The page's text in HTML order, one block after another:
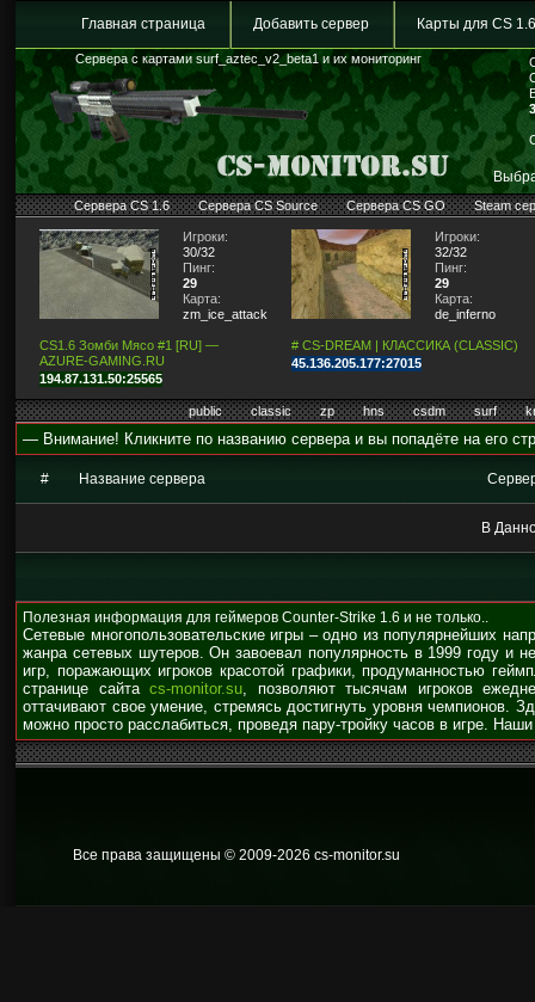
Главная страница Добавить сервер Карты для CS 1.6
Сервера с картами surf_aztec_v2_beta1 и их мониторинг
Сервера CS 1.6 Сервера CS Source Сервера CS GO Steam
Игроки:
30/32
Пинг:
29
Карта:
zm_ice_attack2
CS1.6 Зомби Мясо #1 [RU] —
AZURE-GAMING.RU
194.87.131.50:25565
Игроки:
32/32
Пинг:
29
Карта:
de_inferno
# CS-DREAM | КЛАССИКА (CLASSIC)
45.136.205.177:27015
public classic zp hns csdm surf
— Внимание! Кликните по названию сервера и вы попадёте на его
# Название сервера
В
Полезная информация для геймеров Counter-Strike 1.6 и не только..
Сетевые многопользовательские игры – одно из популярнейших
жанра сетевых шутеров. Он завоевал популярность в 1999 году и
игр, поражающих игроков красотой графики, продуманностью
странице сайта cs-monitor.su, позволяют тысячам игроков
оттачивают свое умение, стремясь достигнуть уровня чемпионов.
можно просто расслабиться, проведя пару-тройку часов в игре.
Все права защищены © 2009-2026 cs-monitor.su